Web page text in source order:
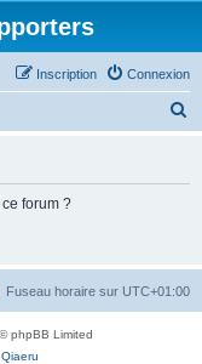
Connexion
Inscription
h
forum ?
Fuseau horaire sur UTC+01:00
phpBB Limited
Qiaeru